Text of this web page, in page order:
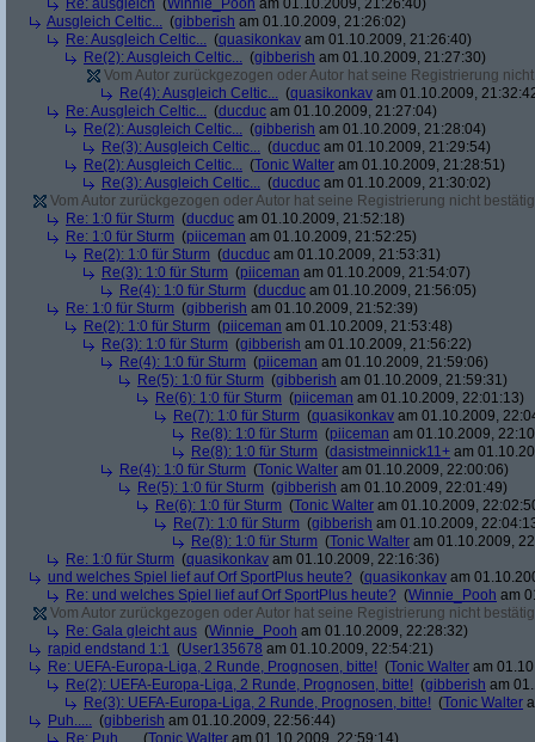
Re: ausgleich (Winnie_Pooh am 01.10.2009, 21:26:40)
Ausgleich Celtic... (gibberish am 01.10.2009, 21:26:02)
Re: Ausgleich Celtic... (quasikonkav am 01.10.2009, 21:26:40)
Re(2): Ausgleich Celtic... (gibberish am 01.10.2009, 21:27:30)
Vom Autor zurückgezogen oder Autor hat seine Registrierung
Re(4): Ausgleich Celtic... (quasikonkav am 01.10.2009,
Re: Ausgleich Celtic... (ducduc am 01.10.2009, 21:27:04)
Re(2): Ausgleich Celtic... (gibberish am 01.10.2009, 21:28:04)
Re(3): Ausgleich Celtic... (ducduc am 01.10.2009, 21:29:54)
Re(2): Ausgleich Celtic... (Tonic Walter am 01.10.2009, 21:28:51)
Re(3): Ausgleich Celtic... (ducduc am 01.10.2009, 21:30:02)
Vom Autor zurückgezogen oder Autor hat seine Registrierung nicht
Re: 1:0 für Sturm (ducduc am 01.10.2009, 21:52:18)
Re: 1:0 für Sturm (piiceman am 01.10.2009, 21:52:25)
Re(2): 1:0 für Sturm (ducduc am 01.10.2009, 21:53:31)
Re(3): 1:0 für Sturm (piiceman am 01.10.2009, 21:54:07)
Re(4): 1:0 für Sturm (ducduc am 01.10.2009, 21:56:05)
Re: 1:0 für Sturm (gibberish am 01.10.2009, 21:52:39)
Re(2): 1:0 für Sturm (piiceman am 01.10.2009, 21:53:48)
Re(3): 1:0 für Sturm (gibberish am 01.10.2009, 21:56:22)
Re(4): 1:0 für Sturm (piiceman am 01.10.2009, 21:59:06)
Re(5): 1:0 für Sturm (gibberish am 01.10.2009, 21:59:31)
Re(6): 1:0 für Sturm (piiceman am 01.10.2009, 22:01:13)
Re(7): 1:0 für Sturm (quasikonkav am 01.10.2009,
Re(8): 1:0 für Sturm (piiceman am 01.10.2009,
Re(8): 1:0 für Sturm (dasistmeinnick11+ am
Re(4): 1:0 für Sturm (Tonic Walter am 01.10.2009, 22:00:06)
Re(5): 1:0 für Sturm (gibberish am 01.10.2009, 22:01:49)
Re(6): 1:0 für Sturm (Tonic Walter am 01.10.2009,
Re(7): 1:0 für Sturm (gibberish am 01.10.2009,
Re(8): 1:0 für Sturm (Tonic Walter am 01.10.2009,
Re: 1:0 für Sturm (quasikonkav am 01.10.2009, 22:16:36)
und welches Spiel lief auf Orf SportPlus heute? (quasikonkav am
Re: und welches Spiel lief auf Orf SportPlus heute? (Winnie_Pooh am
Vom Autor zurückgezogen oder Autor hat seine Registrierung nicht
Re: Gala gleicht aus (Winnie_Pooh am 01.10.2009, 22:28:32)
rapid endstand 1:1 (User135678 am 01.10.2009, 22:54:21)
Re: UEFA-Europa-Liga, 2 Runde, Prognosen, bitte! (Tonic Walter am
Re(2): UEFA-Europa-Liga, 2 Runde, Prognosen, bitte! (gibberish am
Re(3): UEFA-Europa-Liga, 2 Runde, Prognosen, bitte! (Tonic Walter
Puh..... (gibberish am 01.10.2009, 22:56:44)
Re: Puh.....
(Tonic Walter am 01.10.2009, 22:59:14)